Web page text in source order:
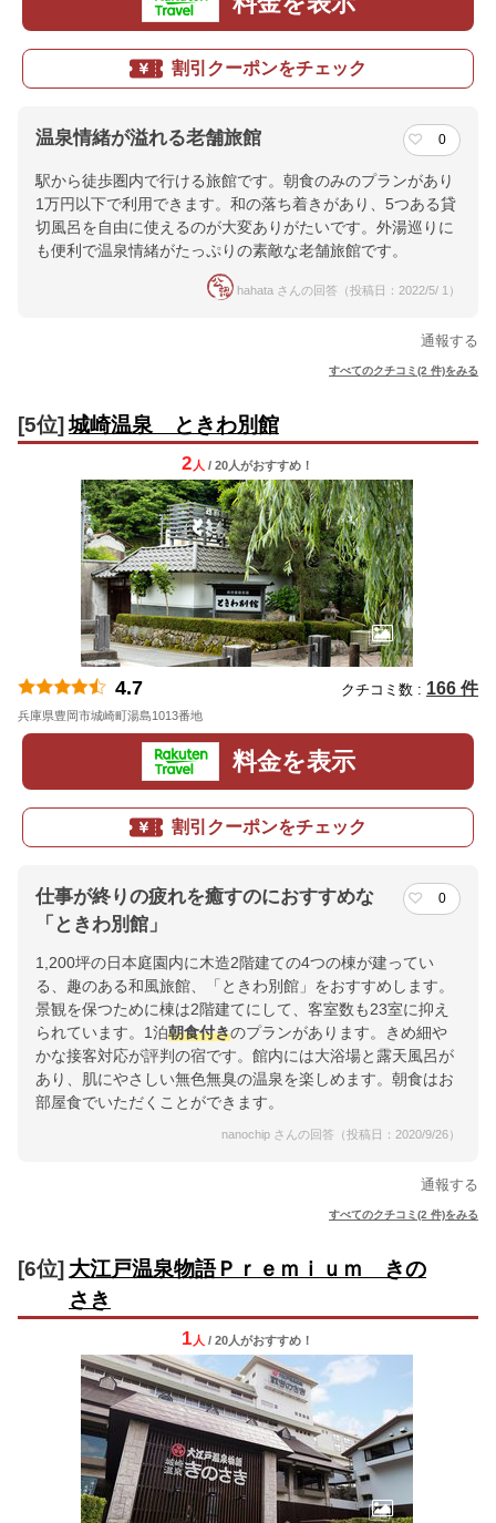
割引クーポンをチェック
温泉情緒が溢れる老舗旅館 0
駅から徒歩圏内で行ける旅館です。朝食のみのプランがあり
1万円以下で利用できます。和の落ち着きがあり、5つある貸
切風呂を自由に使えるのが大変ありがたいです。外湯巡りに
も便利で温泉情緒がたっぷりの素敵な老舗旅館です。
hahata さんの回答（投稿日：2022/5/ 1）
通報する
すべてのクチコミ(2 件)をみる
[5位] 城崎温泉 ときわ別館
2 人 / 20人がおすすめ！
4.7 クチコミ数 : 166 件
兵庫県豊岡市城崎町湯島1013番地
料金を表示
割引クーポンをチェック
仕事が終りの疲れを癒すのにおすすめな
「ときわ別館」
0
1,200坪の日本庭園内に木造2階建ての4つの棟が建ってい
る、趣のある和風旅館、「ときわ別館」をおすすめします。
景観を保つために棟は2階建てにして、客室数も23室に抑え
られています。1泊朝食付きのプランがあります。きめ細や
かな接客対応が評判の宿です。館内には大浴場と露天風呂が
あり、肌にやさしい無色無臭の温泉を楽しめます。朝食はお
部屋食でいただくことができます。
nanochip さんの回答（投稿日：2020/9/26）
通報する
すべてのクチコミ(2 件)をみる
[6位] 大江戸温泉物語Ｐｒｅｍｉｕｍ きの
さき
1 人 / 20人がおすすめ！